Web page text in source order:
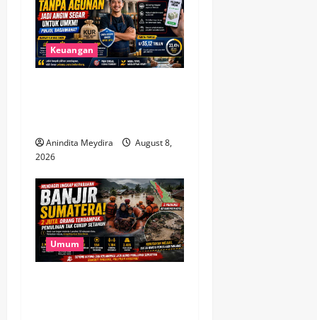
Keuangan
Anindita Meydira
August 8,
2026
Umum